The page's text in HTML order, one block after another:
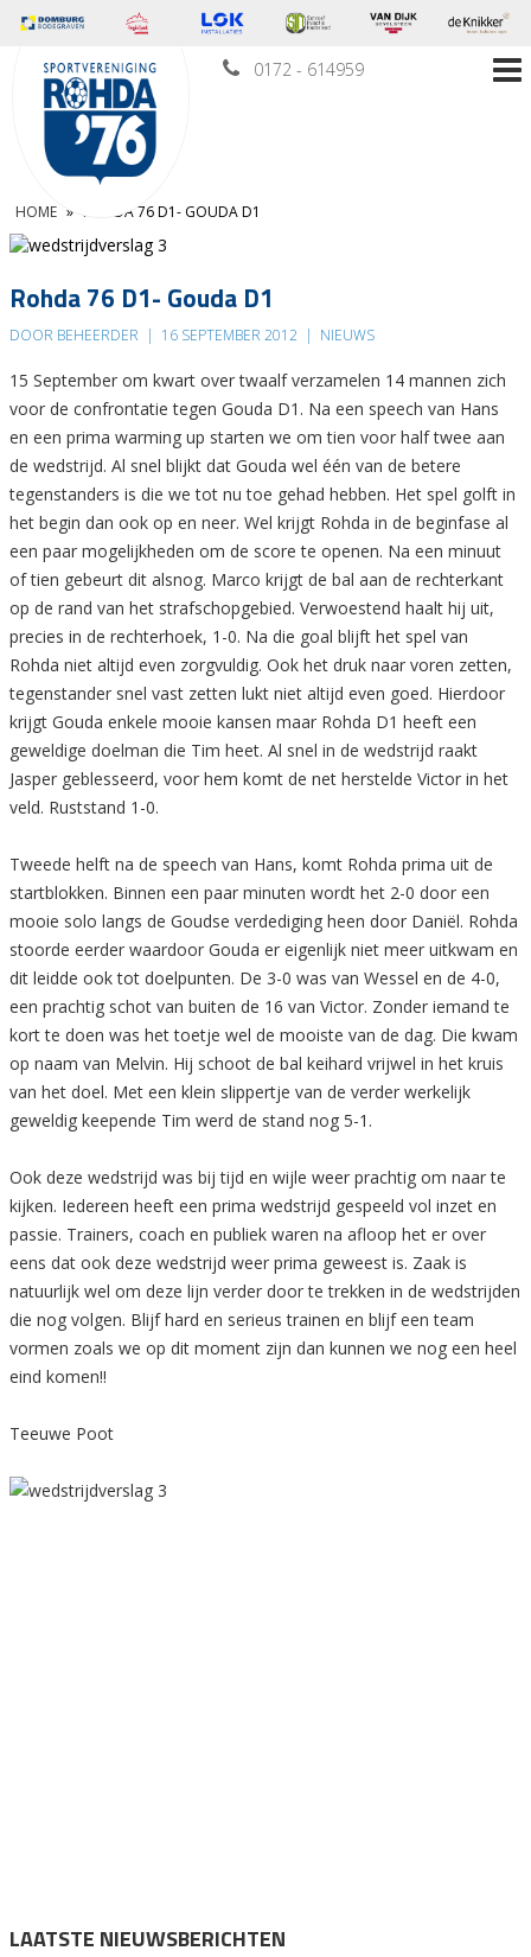
0172 - 614959
HOME » ROHDA 76 D1- GOUDA D1
Rohda 76 D1- Gouda D1
DOOR BEHEERDER | 16 SEPTEMBER 2012 | NIEUWS
15 September om kwart over twaalf verzamelen 14 mannen zich
voor de confrontatie tegen Gouda D1. Na een speech van Hans
en een prima warming up starten we om tien voor half twee aan
de wedstrijd. Al snel blijkt dat Gouda wel één van de betere
tegenstanders is die we tot nu toe gehad hebben. Het spel golft in
het begin dan ook op en neer. Wel krijgt Rohda in de beginfase al
een paar mogelijkheden om de score te openen. Na een minuut
of tien gebeurt dit alsnog. Marco krijgt de bal aan de rechterkant
op de rand van het strafschopgebied. Verwoestend haalt hij uit,
precies in de rechterhoek, 1-0. Na die goal blijft het spel van
Rohda niet altijd even zorgvuldig. Ook het druk naar voren zetten,
tegenstander snel vast zetten lukt niet altijd even goed. Hierdoor
krijgt Gouda enkele mooie kansen maar Rohda D1 heeft een
geweldige doelman die Tim heet. Al snel in de wedstrijd raakt
Jasper geblesseerd, voor hem komt de net herstelde Victor in het
veld. Ruststand 1-0.
Tweede helft na de speech van Hans, komt Rohda prima uit de
startblokken. Binnen een paar minuten wordt het 2-0 door een
mooie solo langs de Goudse verdediging heen door Daniël. Rohda
stoorde eerder waardoor Gouda er eigenlijk niet meer uitkwam en
dit leidde ook tot doelpunten. De 3-0 was van Wessel en de 4-0,
een prachtig schot van buiten de 16 van Victor. Zonder iemand te
kort te doen was het toetje wel de mooiste van de dag. Die kwam
op naam van Melvin. Hij schoot de bal keihard vrijwel in het kruis
van het doel. Met een klein slippertje van de verder werkelijk
geweldig keepende Tim werd de stand nog 5-1.
Ook deze wedstrijd was bij tijd en wijle weer prachtig om naar te
kijken. Iedereen heeft een prima wedstrijd gespeeld vol inzet en
passie. Trainers, coach en publiek waren na afloop het er over
eens dat ook deze wedstrijd weer prima geweest is. Zaak is
natuurlijk wel om deze lijn verder door te trekken in de wedstrijden
die nog volgen. Blijf hard en serieus trainen en blijf een team
vormen zoals we op dit moment zijn dan kunnen we nog een heel
eind komen!!
Teeuwe Poot
LAATSTE NIEUWSBERICHTEN